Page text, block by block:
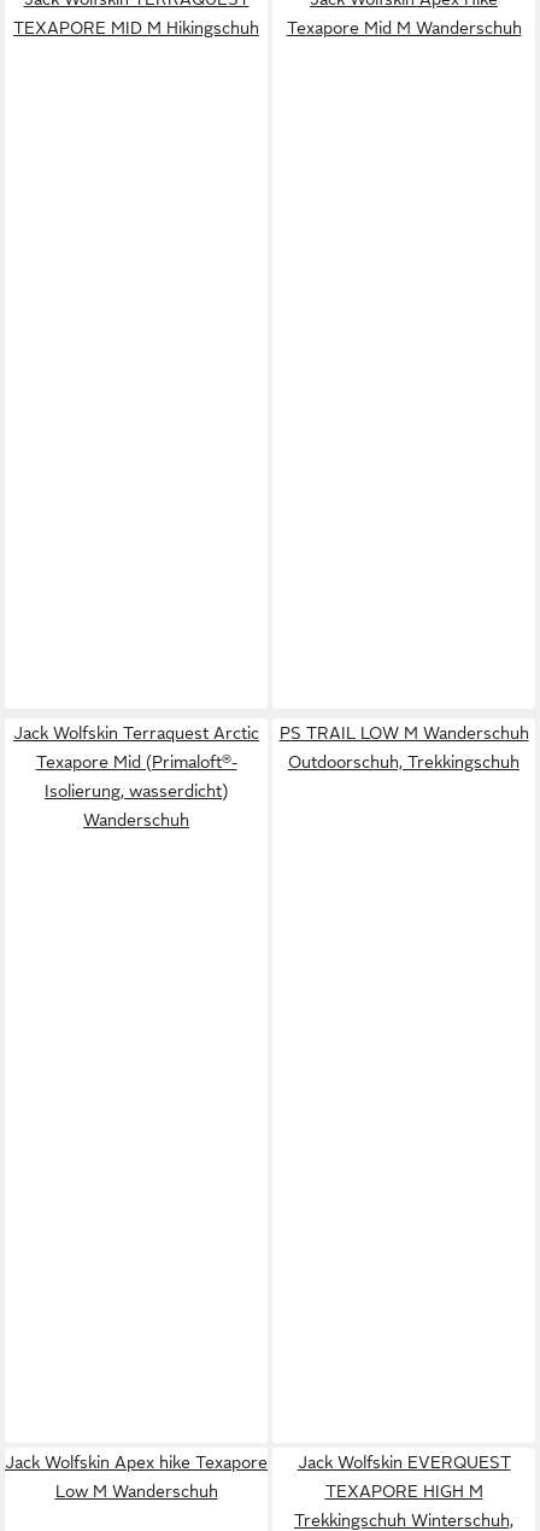
TEXAPORE MID M Hikingschuh
Texapore Mid M Wanderschuh
Jack Wolfskin Terraquest Arctic
Texapore Mid (Primaloft®-
Isolierung, wasserdicht)
Wanderschuh
PS TRAIL LOW M Wanderschuh
Outdoorschuh, Trekkingschuh
Jack Wolfskin Apex hike Texapore
Low M Wanderschuh
Jack Wolfskin EVERQUEST
TEXAPORE HIGH M
Trekkingschuh Winterschuh,